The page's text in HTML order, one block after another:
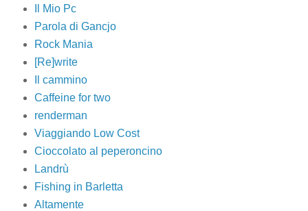
Il Mio Pc
Parola di Gancjo
Rock Mania
[Re]write
Il cammino
Caffeine for two
renderman
Viaggiando Low Cost
Cioccolato al peperoncino
Landrù
Fishing in Barletta
Altamente